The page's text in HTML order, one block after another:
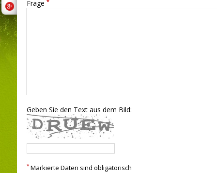
Frage *
Geben Sie den Text aus dem Bild:
* Markierte Daten sind obligatorisch